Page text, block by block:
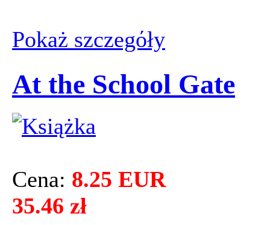
Pokaż szczegόły
At the School Gate
Cena: 8.25 EUR
35.46 zł